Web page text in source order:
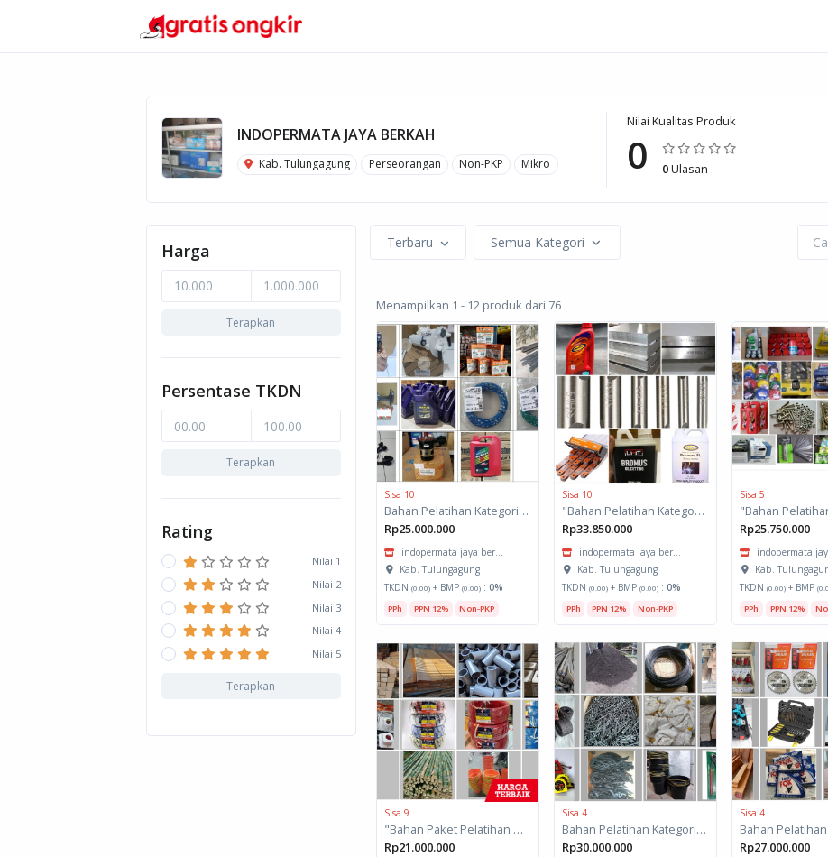
INDOPERMATA JAYA BERKAH
Kab. Tulungagung Perseorangan Non-PKP Mikro
Nilai Kualitas Produk
0 0Ulasan
Harga
Terapkan
Persentase TKDN
Terapkan
Rating
Nilai 1
Nilai 2
Nilai 3
Nilai 4
Nilai 5
Terapkan
Terbaru Semua Kategori
Menampilkan 1 - 12 produk dari 76
Sisa 10
Bahan Pelatihan Kategori Otomotif
Rp25.000.000
indopermata jaya ber...
Kab. Tulungagung
TKDN (0.00)+ BMP (0.00): 0%
PPh PPN 12% Non-PKP
Sisa 10
"Bahan Pelatihan Kategori Manufaktur Spesifikasi : Pengoperasian Mesin CNC Milling Dasar - 260 JP Jurusan TPM"
Rp33.850.000
indopermata jaya ber...
Kab. Tulungagung
TKDN (0.00)+ BMP (0.00): 0%
PPh PPN 12% Non-PKP
Sisa 5
Rp25.750.000
indopermata
Kab.
TKDN(0.00) + BMP
PPh PPN 12%
Sisa 9
"Bahan Paket Pelatihan Kategori Konstruksi Spesifikasi : Mengerjakan Finishing dengan Teknik Semprot - 260 JP Jurusan TKP"
Rp21.000.000
Sisa 4
Bahan Pelatihan Kategori Konstruksi Spesifikasi : Tukang Bangunan Gedung
Rp30.000.000
Sisa 4
Rp27.000.000